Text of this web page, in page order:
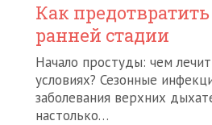
Как
ранней стадии
Начало простуды: чем
условиях? Сезонные
заболевания верхних
настолько…